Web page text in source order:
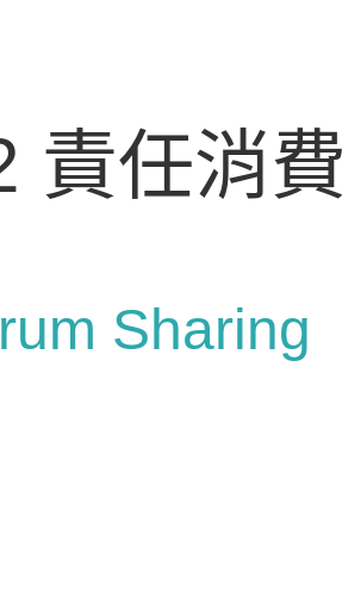
責任消
Sharing